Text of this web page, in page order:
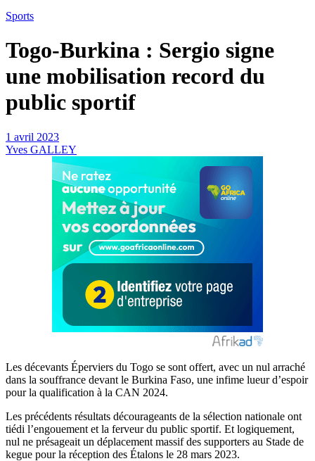
Sports
Togo-Burkina : Sergio signe
une mobilisation record du
public sportif
1 avril 2023
Yves GALLEY
Les décevants Éperviers du Togo se sont offert, avec un nul arraché
dans la souffrance devant le Burkina Faso, une infime lueur d’espoir
pour la qualification à la CAN 2024.
Les précédents résultats décourageants de la sélection nationale ont
tiédi l’engouement et la ferveur du public sportif. Et logiquement,
nul ne présageait un déplacement massif des supporters au Stade de
kegue pour la réception des Étalons le 28 mars 2023.